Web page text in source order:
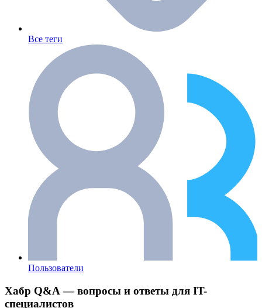
Все теги
Пользователи
Хабр Q&A — вопросы и ответы для IT-
специалистов